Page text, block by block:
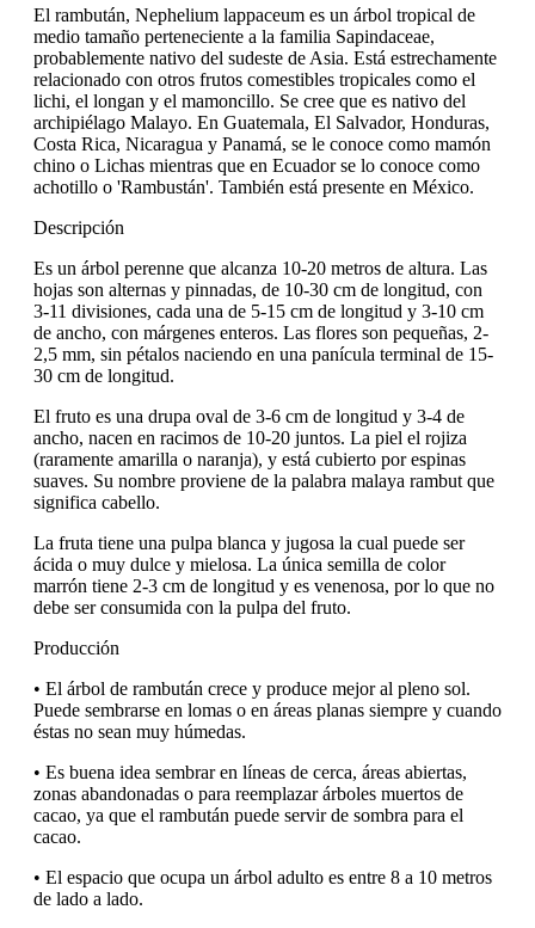
El rambután, Nephelium lappaceum es un árbol tropical de
medio tamaño perteneciente a la familia Sapindaceae,
probablemente nativo del sudeste de Asia. Está estrechamente
relacionado con otros frutos comestibles tropicales como el
lichi, el longan y el mamoncillo. Se cree que es nativo del
archipiélago Malayo. En Guatemala, El Salvador, Honduras,
Costa Rica, Nicaragua y Panamá, se le conoce como mamón
chino o Lichas mientras que en Ecuador se lo conoce como
achotillo o 'Rambustán'. También está presente en México.
Descripción
Es un árbol perenne que alcanza 10-20 metros de altura. Las
hojas son alternas y pinnadas, de 10-30 cm de longitud, con
3-11 divisiones, cada una de 5-15 cm de longitud y 3-10 cm
de ancho, con márgenes enteros. Las flores son pequeñas, 2-
2,5 mm, sin pétalos naciendo en una panícula terminal de 15-
30 cm de longitud.
El fruto es una drupa oval de 3-6 cm de longitud y 3-4 de
ancho, nacen en racimos de 10-20 juntos. La piel el rojiza
(raramente amarilla o naranja), y está cubierto por espinas
suaves. Su nombre proviene de la palabra malaya rambut que
significa cabello.
La fruta tiene una pulpa blanca y jugosa la cual puede ser
ácida o muy dulce y mielosa. La única semilla de color
marrón tiene 2-3 cm de longitud y es venenosa, por lo que no
debe ser consumida con la pulpa del fruto.
Producción
• El árbol de rambután crece y produce mejor al pleno sol.
Puede sembrarse en lomas o en áreas planas siempre y cuando
éstas no sean muy húmedas.
• Es buena idea sembrar en líneas de cerca, áreas abiertas,
zonas abandonadas o para reemplazar árboles muertos de
cacao, ya que el rambután puede servir de sombra para el
cacao.
• El espacio que ocupa un árbol adulto es entre 8 a 10 metros
de lado a lado.